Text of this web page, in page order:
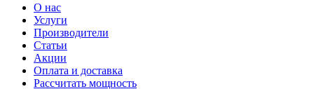
О нас
Услуги
Производители
Статьи
Акции
Оплата и доставка
Рассчитать мощность